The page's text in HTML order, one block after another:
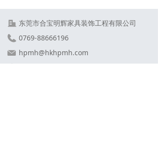
东莞市合宝明辉家具装饰工程有限公司
0769-88666196
hpmh@hkhpmh.com